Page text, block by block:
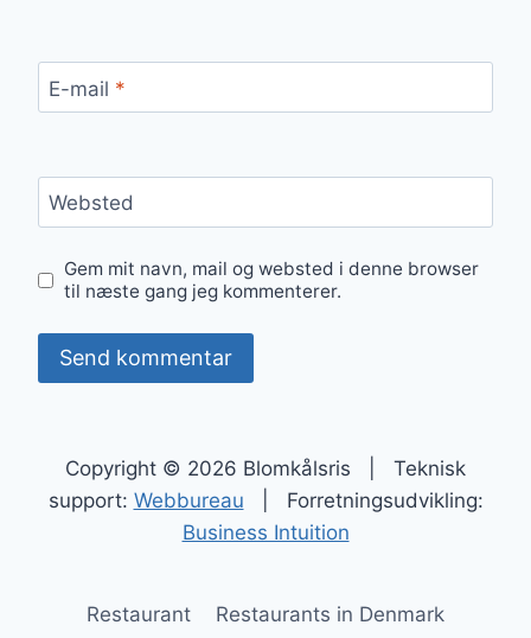
E-mail *
Websted
Gem mit navn, mail og websted i denne browser
til næste gang jeg kommenterer.
Copyright © 2026 Blomkålsris | Teknisk
support: Webbureau | Forretningsudvikling:
Business Intuition
Restaurant Restaurants in Denmark